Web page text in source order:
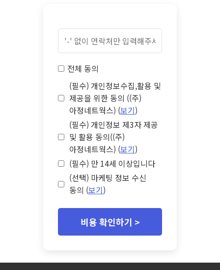
전체 동의
(필수) 개인정보수집,활용 및
제공을 위한 동의 ((주)
아정네트웍스) (보기)
(필수) 개인정보 제3자 제공
및 활용 동의((주)
아정네트웍스) (보기)
(필수) 만 14세 이상입니다
(선택) 마케팅 정보 수신
동의 (보기)
비용 확인하기 >